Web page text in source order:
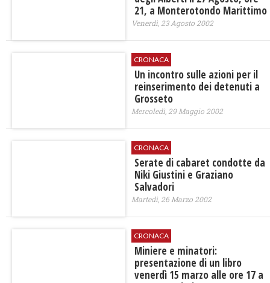
21, a Monterotondo Marittimo
Venerdì, 23 Agosto 2002
CRONACA
Un incontro sulle azioni per il
reinserimento dei detenuti a
Grosseto
Mercoledì, 29 Maggio 2002
CRONACA
Serate di cabaret condotte da
Niki Giustini e Graziano
Salvadori
Martedì, 26 Marzo 2002
CRONACA
Miniere e minatori:
presentazione di un libro
venerdì 15 marzo alle ore 17 a